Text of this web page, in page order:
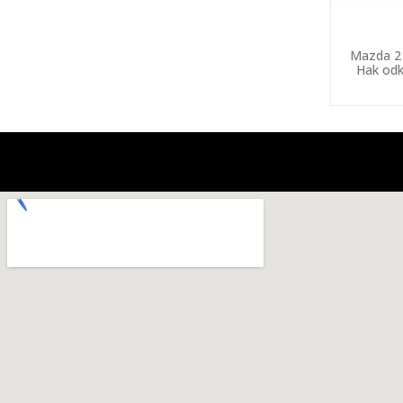
Mazda
Hak